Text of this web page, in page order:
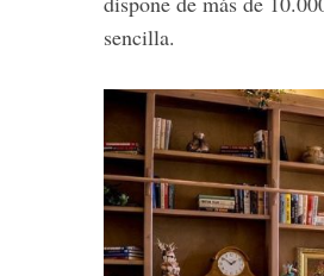
sencilla.